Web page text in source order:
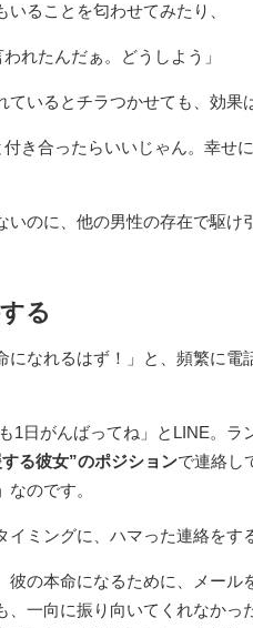
ることを匂わせてみたり、
れたんだぁ。どうしよう」
いるとチラつかせても、効果
き合ったらいいじゃん。幸せ
いのに、他の男性の存在で駆け
る
になれるはず！」と、頻繁に
1日がんばってね」とLINE。ラ
る彼女”のポジションで連絡し
なのです。
ミングに、ハマった連絡をす
彼の本命になるために、メール
、一向に振り向いてくれなかっ